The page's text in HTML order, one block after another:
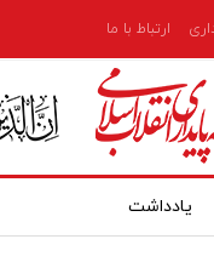
ارتباط با ما
یادداشت